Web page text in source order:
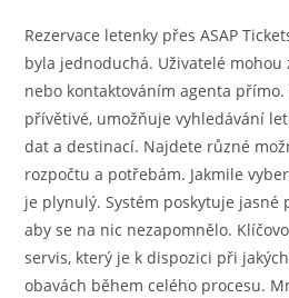
Rezervace letenky přes ASAP
byla jednoduchá. Uživatelé mohou
nebo kontaktováním agenta
přívětivé, umožňuje vyhledávání
dat a destinací. Najdete různé
rozpočtu a potřebám. Jakmile
je plynulý. Systém poskytuje jasné
aby se na nic nezapomnělo.
servis, který je k dispozici při
obavách během celého procesu.